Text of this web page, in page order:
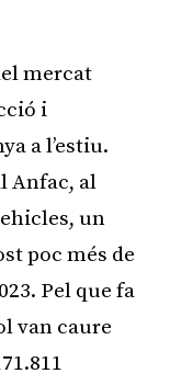
mercat
i
a l’estiu.
Anfac, al
un
poc més de
Pel que fa
van caure